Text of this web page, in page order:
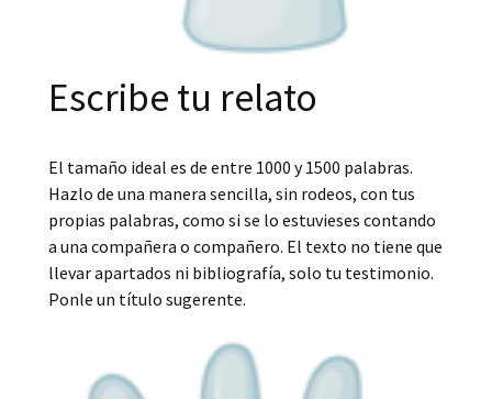
Escribe tu relato
El tamaño ideal es de entre 1000 y 1500 palabras.
Hazlo de una manera sencilla, sin rodeos, con tus
propias palabras, como si se lo estuvieses contando
a una compañera o compañero. El texto no tiene que
llevar apartados ni bibliografía, solo tu testimonio.
Ponle un título sugerente.